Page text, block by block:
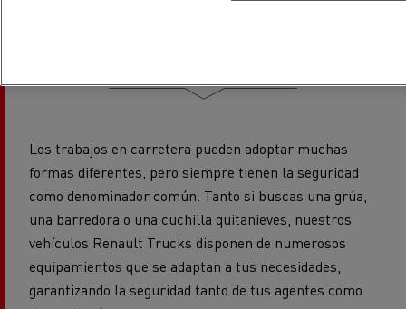
como denominador común. Tanto si buscas una grúa,
una barredora o una cuchilla quitanieves, nuestros
vehículos Renault Trucks disponen de numerosos
equipamientos que se adaptan a tus necesidades,
garantizando la seguridad tanto de tus agentes como
de los demás.